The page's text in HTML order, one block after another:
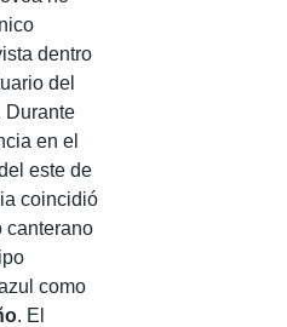
dentro
del
Durante
en el
este de
coincidió
canterano
como
. El